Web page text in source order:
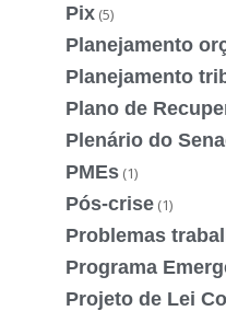
Pix (5)
Planejamento
Planejamento
Plano de
Plenário do
PMEs (1)
Pós-crise (1)
Problemas
Programa
Projeto de Lei